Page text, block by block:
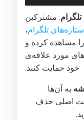
. مشترکین
ستاره‌های تلگرام،
را مشاهده کرده و
مورد علاقه‌ی
خود حمایت کنند.
به آن‌ها
اصلی حذف